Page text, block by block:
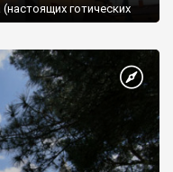
готических